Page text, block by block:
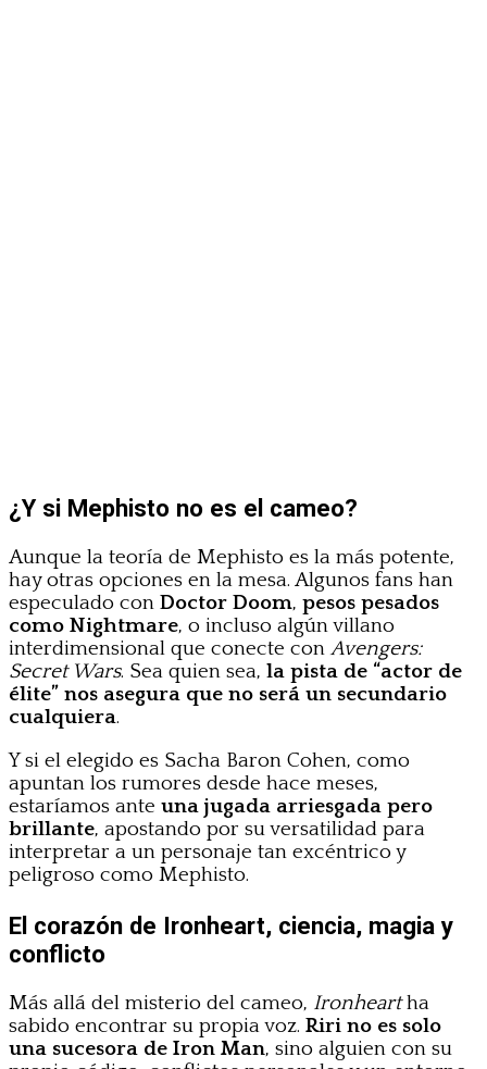
¿Y si Mephisto no es el cameo?
Aunque la teoría de Mephisto es la más potente,
hay otras opciones en la mesa. Algunos fans han
especulado con Doctor Doom, pesos pesados
como Nightmare, o incluso algún villano
interdimensional que conecte conAvengers:
Secret Wars. Sea quien sea, la pista de “actor de
élite” nos asegura que no será un secundario
cualquiera.
Y si el elegido es Sacha Baron Cohen, como
apuntan los rumores desde hace meses,
estaríamos ante una jugada arriesgada pero
brillante, apostando por su versatilidad para
interpretar a un personaje tan excéntrico y
peligroso como Mephisto.
El corazón de Ironheart, ciencia, magia y
conflicto
Más allá del misterio del cameo, Ironheartha
sabido encontrar su propia voz. Riri no es solo
una sucesora de Iron Man, sino alguien con su